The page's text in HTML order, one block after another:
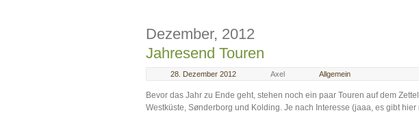
Dezember, 2012
Jahresend Touren
28. Dezember 2012 Axel Allgemein
Bevor das Jahr zu Ende geht, stehen noch ein paar Touren auf dem
Westküste, Sønderborg und Kolding. Je nach Interesse (jaaa, es gibt hier